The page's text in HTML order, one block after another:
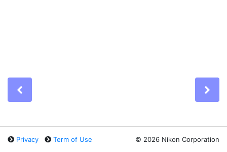
Privacy Term of Use © 2026 Nikon Corporation